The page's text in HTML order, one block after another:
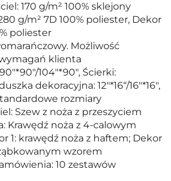
170 g/m² 100% sklejony
g/m² 7D 100% poliester, Dekor
poliester
Możliwość
klienta
104"*90", Ścierki:
dekoracyjna: 12"*16“/16"*16",
rozmiary
Szew z noża z przeszyciem
Krawędź noża z 4-calowym
1: krawędź noża z haftem; Dekor
wzorem
10 zestawów